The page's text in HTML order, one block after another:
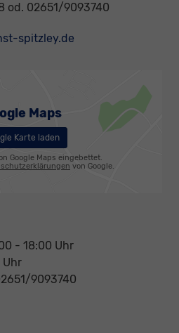
od. 02651/9093740
spitzley.de
Maps
Karte laden
Google Maps eingebettet.
von Google.
- 18:00 Uhr
Uhr
9093740